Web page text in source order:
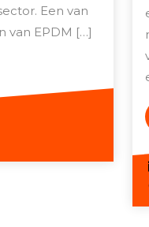
dak
Een van
van EPDM […]